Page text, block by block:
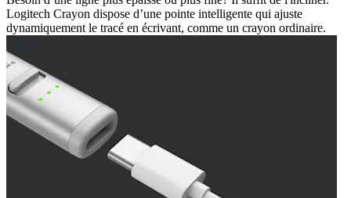
Logitech Crayon dispose d’une pointe intelligente qui ajuste
dynamiquement le tracé en écrivant, comme un crayon ordinaire.